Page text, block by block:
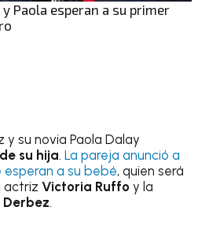
y Paola esperan a su primer
su novia Paola Dalay
su hija.La pareja anunció a
esperan a su bebé, quien será
actriz Victoria Ruffoy la
Derbez.